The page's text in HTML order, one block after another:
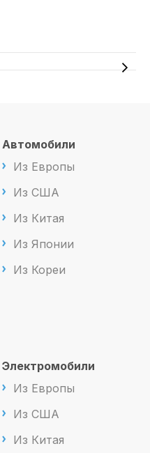
Автомобили
Из Европы
Из США
Из Китая
Из Японии
Из Кореи
Электромобили
Из Европы
Из США
Из Китая